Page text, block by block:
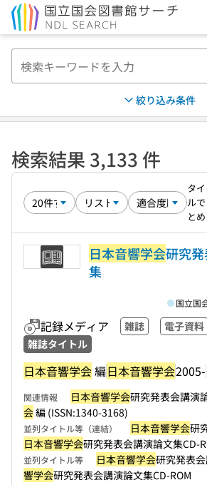
絞り込み条件
検索結果 3,133 件
タ
ルで
と
日本音響学会研究
集
記録メディア 雑誌
電子資料
雑誌タイトル
日本音響学会編日本音響学会2005-
国立国
関連情報 日本音響学会研究発表会講演
会編 (ISSN:1340-3168)
並列タイトル等（連結） 日本音響学会研
日本音響学会研究発表会講演論文集CD-
並列タイトル等 日本音響学会研究発表
響学会研究発表会講演論文集CD-ROM